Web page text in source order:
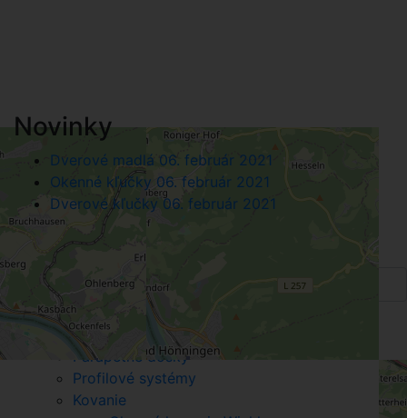
Novinky
Dverové madlá 06. február 2021
Okenné kľučky 06. február 2021
Dverové kľučky 06. február 2021
Search
Wink Trade
Produkty
Parapetné dosky
Profilové systémy
Kovanie